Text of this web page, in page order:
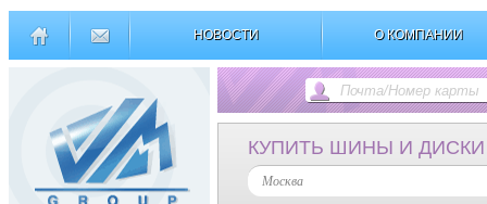
НОВОСТИ О КОМПАНИИ
КУПИТЬ ШИНЫ И ДИСКИ
Москва